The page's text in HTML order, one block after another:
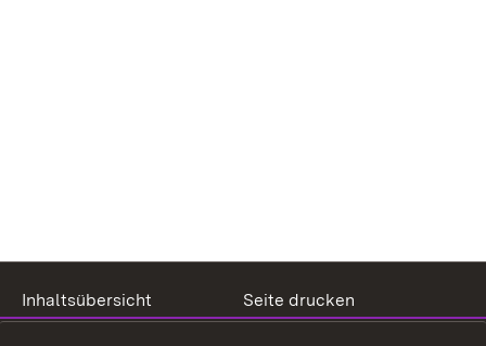
Inhaltsübersicht
Seite drucken